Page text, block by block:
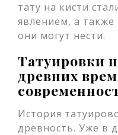
тату на кисти
явлением, а
они могут нести.
Татуировки
древних
История
древность. Уже в